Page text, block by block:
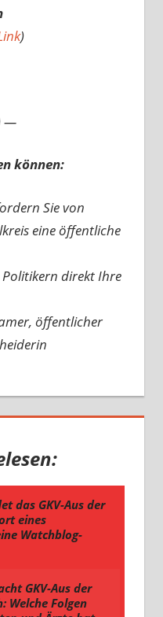
)
—
können:
Sie von
eine öffentliche
Politikern direkt Ihre
öffentlicher